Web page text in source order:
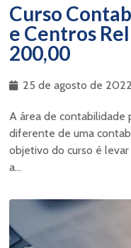
Curso
e Centros
200,00
25 de agosto de 2022
A área de contabilidade
diferente de uma
objetivo do curso é
a...